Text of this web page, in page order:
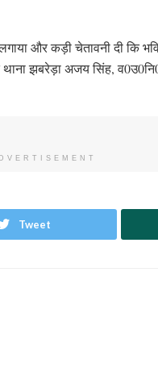
और कड़ी चेतावनी दी कि
थाना झबरेड़ा अजय सिंह,
Tweet